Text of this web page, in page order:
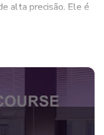
alta precisão. Ele é
PBR